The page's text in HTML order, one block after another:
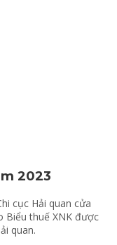
2023
cục Hải quan cửa
Biểu thuế XNK được
quan.